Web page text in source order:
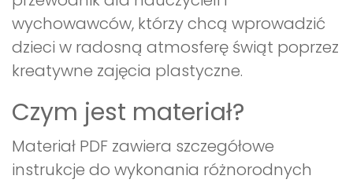
wychowawców, którzy chcą wprowadzić
dzieci w radosną atmosferę świąt poprzez
kreatywne zajęcia plastyczne.
Czym jest materiał?
Materiał PDF zawiera szczegółowe
instrukcje do wykonania różnorodnych